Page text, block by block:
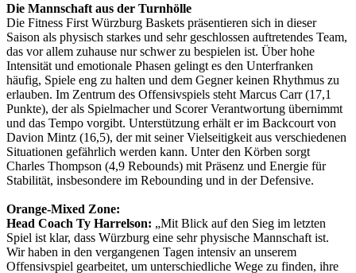
Die Mannschaft aus der Turnhölle
Die Fitness First Würzburg Baskets präsentieren sich in dieser
Saison als physisch starkes und sehr geschlossen auftretendes Team,
das vor allem zuhause nur schwer zu bespielen ist. Über hohe
Intensität und emotionale Phasen gelingt es den Unterfranken
häufig, Spiele eng zu halten und dem Gegner keinen Rhythmus zu
erlauben. Im Zentrum des Offensivspiels steht Marcus Carr (17,1
Punkte), der als Spielmacher und Scorer Verantwortung übernimmt
und das Tempo vorgibt. Unterstützung erhält er im Backcourt von
Davion Mintz (16,5), der mit seiner Vielseitigkeit aus verschiedenen
Situationen gefährlich werden kann. Unter den Körben sorgt
Charles Thompson (4,9 Rebounds) mit Präsenz und Energie für
Stabilität, insbesondere im Rebounding und in der Defensive.
Orange-Mixed Zone:
Head Coach Ty Harrelson: „Mit Blick auf den Sieg im letzten
Spiel ist klar, dass Würzburg eine sehr physische Mannschaft ist.
Wir haben in den vergangenen Tagen intensiv an unserem
Offensivspiel gearbeitet, um unterschiedliche Wege zu finden, ihre